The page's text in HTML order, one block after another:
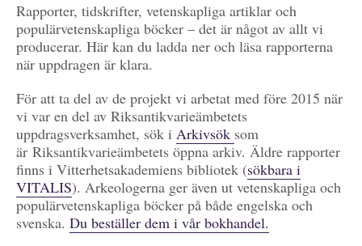
Rapporter, tidskrifter, vetenskapliga artiklar och
populärvetenskapliga böcker – det är något av allt vi
producerar. Här kan du ladda ner och läsa rapporterna
när uppdragen är klara.
För att ta del av de projekt vi arbetat med före 2015 när
vi var en del av Riksantikvarieämbetets
uppdragsverksamhet, sök i Arkivsök som
är Riksantikvarieämbetets öppna arkiv. Äldre rapporter
finns i Vitterhetsakademiens bibliotek (sökbara i
VITALIS). Arkeologerna ger även ut vetenskapliga och
populärvetenskapliga böcker på både engelska och
svenska. Du beställer dem i vår bokhandel.